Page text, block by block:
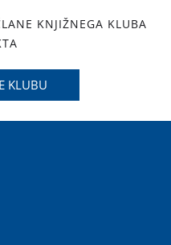
KNJIŽNEGA KLUBA
KLUBU